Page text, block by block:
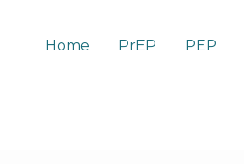
Home PrEP PEP